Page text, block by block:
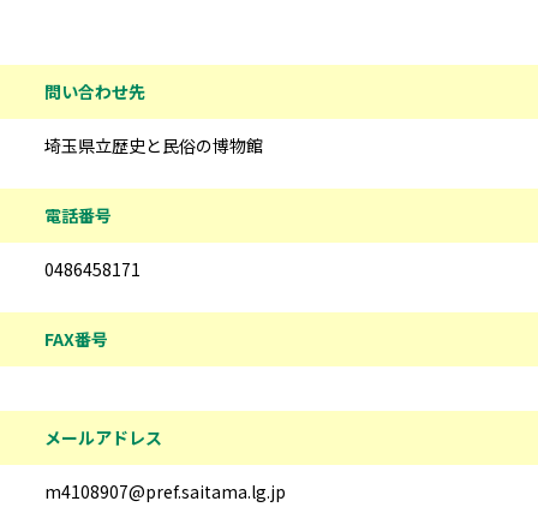
問い合わせ先
埼玉県立歴史と民俗の博物館
電話番号
0486458171
FAX番号
メールアドレス
m4108907@pref.saitama.lg.jp